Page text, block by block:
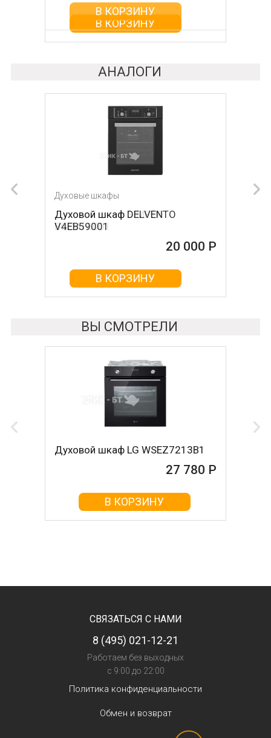
В КОРЗИНУ
В КОРЗИНУ
АНАЛОГИ
Духовые шкафы
Духовой шкаф DELVENTO
V4EB59001
20 000 Р
В КОРЗИНУ
Духовые шкафы
Духовой шкаф SIMFER
B6EM16001
20 000 Р
В КОРЗИНУ
ВЫ СМОТРЕЛИ
Духовой шкаф LG WSEZ7213B1
27 780 Р
В КОРЗИНУ
СВЯЗАТЬСЯ С НАМИ
8 (495) 021-12-21
Работаем без выходных
с 9:00 до 22:00
Политика конфиденциальности
Обмен и возврат